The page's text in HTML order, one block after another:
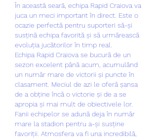
În această seară, echipa Rapid Craiova va
juca un meci important în direct. Este o
ocazie perfectă pentru suporteri să-și
susțină echipa favorită și să urmărească
evoluția jucătorilor în timp real.
Echipa Rapid Craiova se bucură de un
sezon excelent până acum, acumulând
un număr mare de victorii și puncte în
clasament. Meciul de azi le oferă șansa
de a obține încă o victorie și de a se
apropia și mai mult de obiectivele lor.
Fanii echipelor se adună deja în număr
mare la stadion pentru a-și susține
favoriții. Atmosfera va fi una incredibilă,